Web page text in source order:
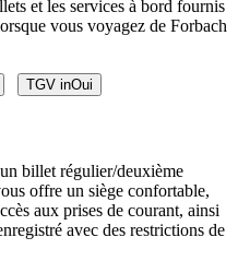
et les services à bord fournis
vous voyagez de Forbach
TGV inOui
billet régulier/deuxième
offre un siège confortable,
aux prises de courant, ainsi
avec des restrictions de